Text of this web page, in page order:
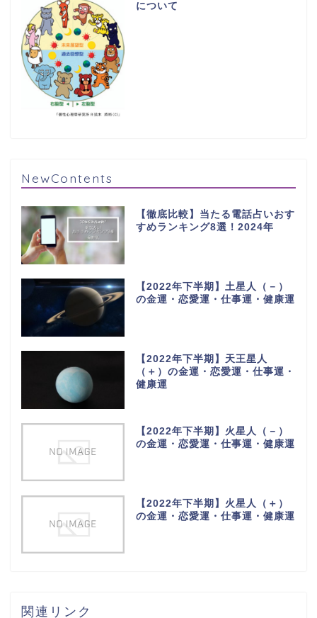
について
NewContents
【徹底比較】当たる電話占いおす
すめランキング8選！2024年
【2022年下半期】土星人（－）
の金運・恋愛運・仕事運・健康運
【2022年下半期】天王星人
（＋）の金運・恋愛運・仕事運・
健康運
【2022年下半期】火星人（－）
の金運・恋愛運・仕事運・健康運
【2022年下半期】火星人（＋）
の金運・恋愛運・仕事運・健康運
関連リンク